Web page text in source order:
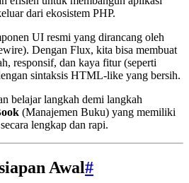
dari ekosistem PHP.
UI resmi yang dirancang oleh
Dengan Flux, kita bisa membuat
responsif, dan kaya fitur (seperti
sintaksis HTML-like yang bersih.
belajar langkah demi langkah
(Manajemen Buku) yang memiliki
secara lengkap dan rapi.
Awal#